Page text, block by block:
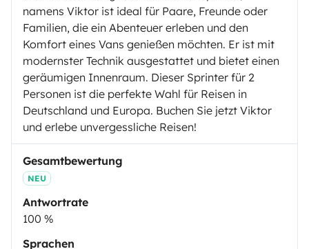
namens Viktor ist ideal für Paare, Freunde oder
Familien, die ein Abenteuer erleben und den
Komfort eines Vans genießen möchten. Er ist mit
modernster Technik ausgestattet und bietet einen
geräumigen Innenraum. Dieser Sprinter für 2
Personen ist die perfekte Wahl für Reisen in
Deutschland und Europa. Buchen Sie jetzt Viktor
und erlebe unvergessliche Reisen!
Gesamtbewertung
NEU
Antwortrate
100 %
Sprachen